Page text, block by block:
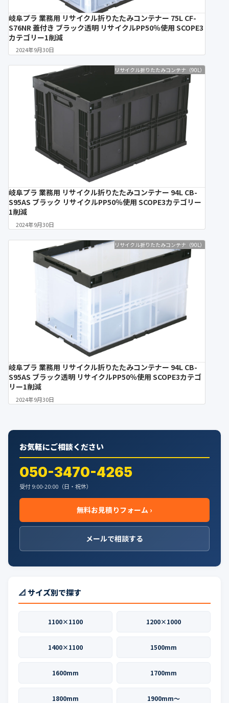
岐阜プラ 業務用 リサイクル折りたたみコンテナー 75L CF-
S76NR 蓋付き ブラック透明 リサイクルPP50％使用 SCOPE3
カテゴリー1削減
2024年9月30日
リサイクル折りたたみコンテナ（90L）
岐阜プラ 業務用 リサイクル折りたたみコンテナー 94L CB-
S95AS ブラック リサイクルPP50％使用 SCOPE3カテゴリー
1削減
2024年9月30日
リサイクル折りたたみコンテナ（90L）
岐阜プラ 業務用 リサイクル折りたたみコンテナー 94L CB-
S95AS ブラック透明 リサイクルPP50％使用 SCOPE3カテゴ
リー1削減
2024年9月30日
お気軽にご相談ください
050-3470-4265
受付 9:00-20:00（日・祝休）
無料お見積りフォーム ›
メールで相談する
📐 サイズ別で探す
1100×1100 1200×1000
1400×1100 1500mm
1600mm 1700mm
1800mm 1900mm〜